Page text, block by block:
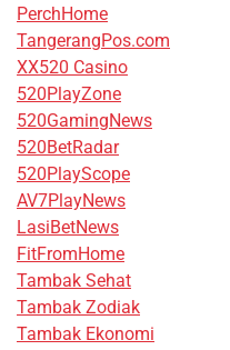
PerchHome
TangerangPos.com
XX520 Casino
520PlayZone
520GamingNews
520BetRadar
520PlayScope
AV7PlayNews
LasiBetNews
FitFromHome
Tambak Sehat
Tambak Zodiak
Tambak Ekonomi